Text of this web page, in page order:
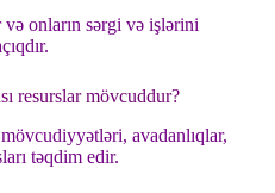
onların sərgi və işlərini
resurslar mövcuddur?
avadanlıqlar,
təqdim edir.